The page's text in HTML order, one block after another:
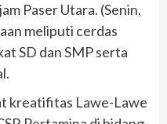
Paser Utara. (Senin,
meliputi cerdas
SD dan SMP serta
kreatifitas Lawe-Lawe